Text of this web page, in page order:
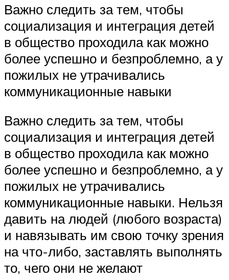
Важно следить за тем, чтобы
социализация и интеграция детей
в общество проходила как можно
более успешно и безпроблемно, а у
пожилых не утрачивались
коммуникационные навыки
Важно следить за тем, чтобы
социализация и интеграция детей
в общество проходила как можно
более успешно и безпроблемно, а у
пожилых не утрачивались
коммуникационные навыки. Нельзя
давить на людей (любого возраста)
и навязывать им свою точку зрения
на что-либо, заставлять выполнять
то, чего они не желают